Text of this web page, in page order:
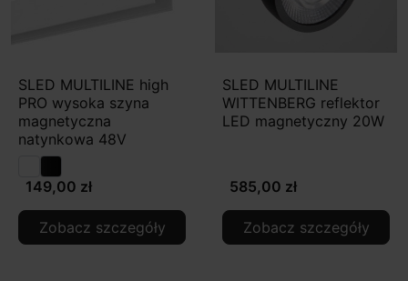
SLED MULTILINE high
PRO wysoka szyna
magnetyczna
natynkowa 48V
149,00 zł
Zobacz szczegóły
SLED MULTILINE
WITTENBERG reflektor
LED magnetyczny 20W
585,00 zł
Zobacz szczegóły